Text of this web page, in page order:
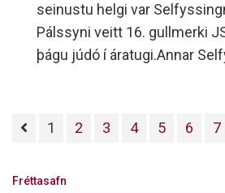
seinustu helgi var
Pálssyni veitt 16. gullmerki
þágu júdó í áratugi.Annar
1 2 3 4 5 6 7
Fréttasafn